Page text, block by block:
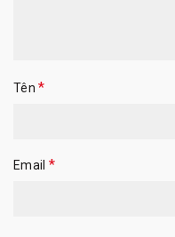
Tên*
Email *